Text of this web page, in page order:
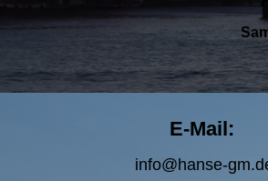
E-Mail:
info@hanse-